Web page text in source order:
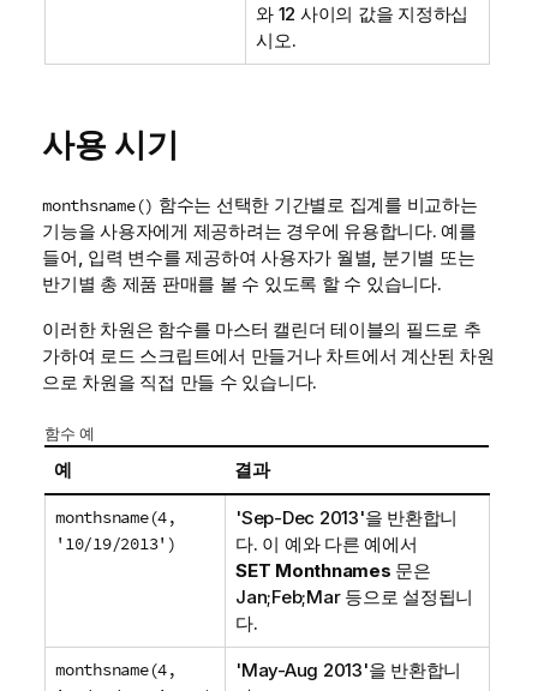
와 12 사이의 값을 지정하십
시오.
사용 시기
monthsname() 함수는 선택한 기간별로 집계를 비교하는
기능을 사용자에게 제공하려는 경우에 유용합니다. 예를
들어, 입력 변수를 제공하여 사용자가 월별, 분기별 또는
반기별 총 제품 판매를 볼 수 있도록 할 수 있습니다.
이러한 차원은 함수를 마스터 캘린더 테이블의 필드로 추
가하여 로드 스크립트에서 만들거나 차트에서 계산된 차원
으로 차원을 직접 만들 수 있습니다.
함수 예
예 결과
monthsname(4,
'10/19/2013')
'Sep-Dec 2013'을 반환합니
다. 이 예와 다른 예에서
SET Monthnames 문은
Jan;Feb;Mar등으로 설정됩니
다.
monthsname(4,
'May-Aug 2013'을 반환합니